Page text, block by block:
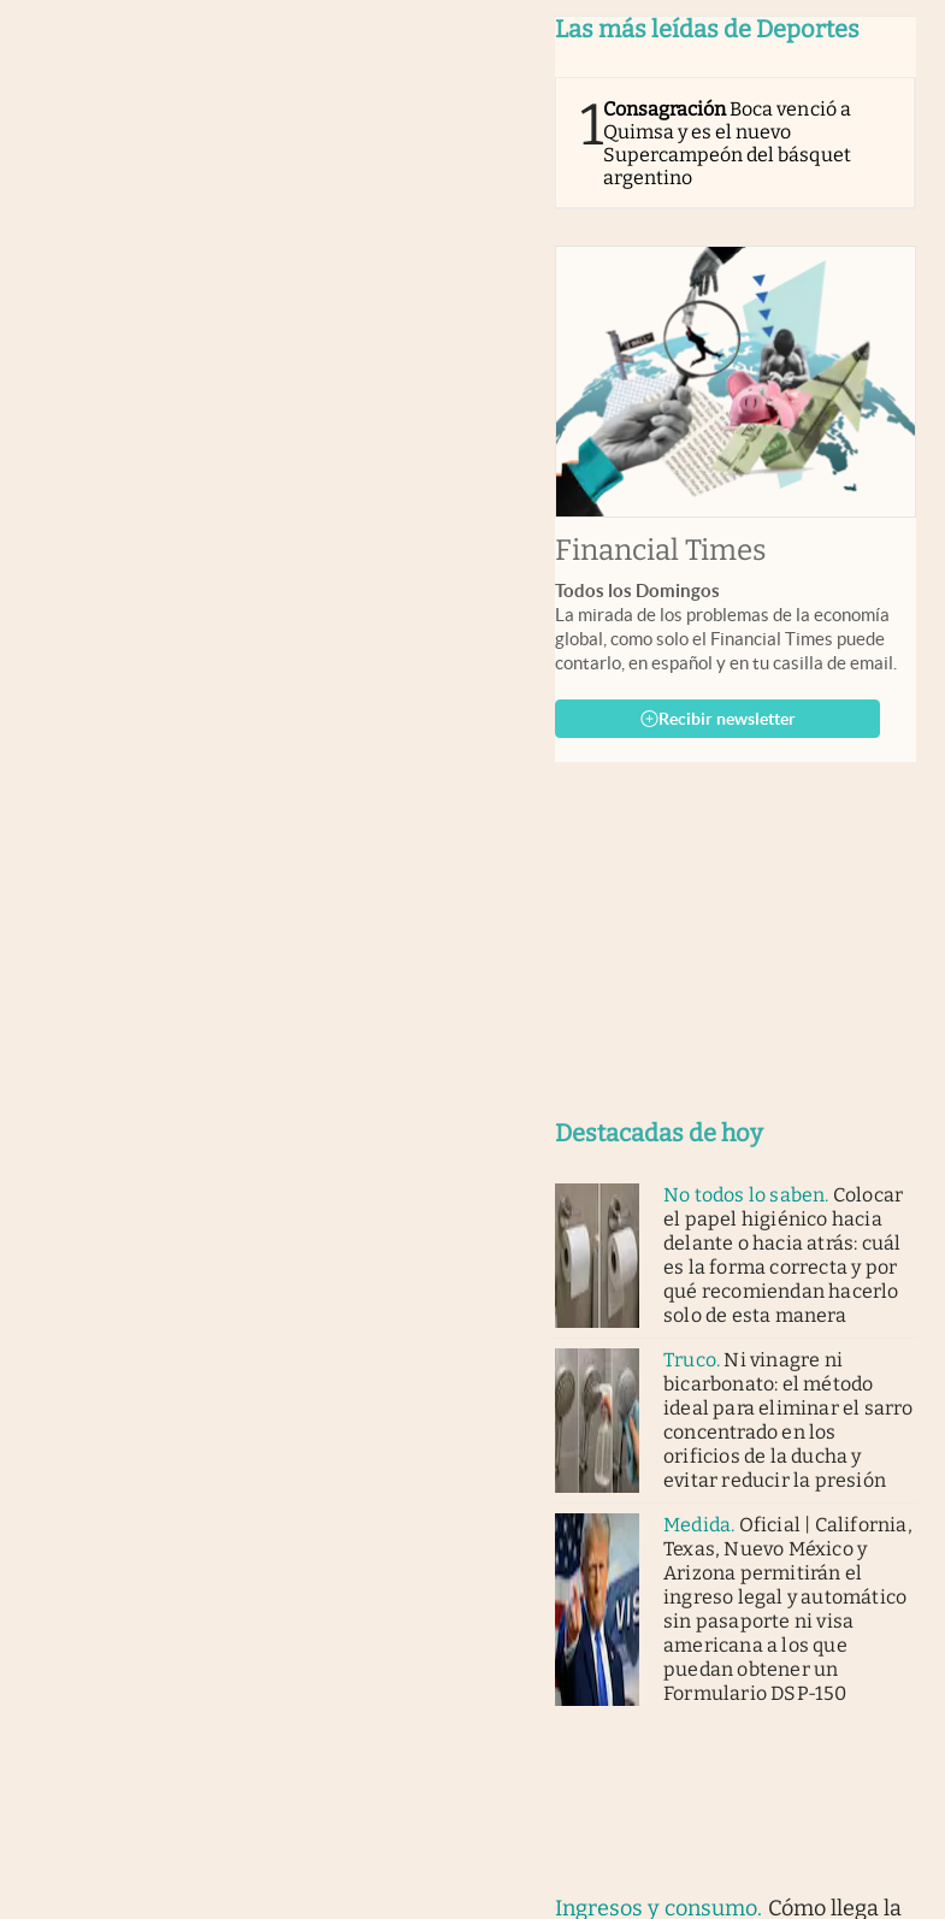
Las más leídas de Deportes
1ConsagraciónBoca venció a
Quimsa y es el nuevo
Supercampeón del básquet
argentino
Financial Timesabre en
Todos los Domingos
La mirada de los problemas de la economía
global, como solo el Financial Times puede
contarlo, en español y en tu casilla de email.
Recibir newsletter
Destacadas de hoy
No todos lo saben. Colocar
el papel higiénico hacia
delante o hacia atrás: cuál
es la forma correcta y por
qué recomiendan hacerlo
solo de esta manera
Truco.Ni vinagre ni
bicarbonato: el método
ideal para eliminar el sarro
concentrado en los
orificios de la ducha y
evitar reducir la presión
Medida. Oficial | California,
Texas, Nuevo México y
Arizona permitirán el
ingreso legal y automático
sin pasaporte ni visa
americana a los que
puedan obtener un
Formulario DSP-150
Ingresos y consumo. Cómo llega la